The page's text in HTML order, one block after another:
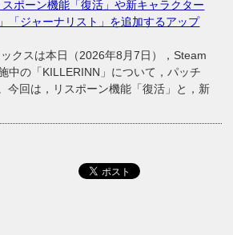
スポーン機能「復活」や新キャラクター
「ジャーナリスト」を追加するアップ
クスは本日（2026年8月7日），Steam
中の「KILLERINN」について，パッチ
今回は，リスポーン機能「復活」と，新